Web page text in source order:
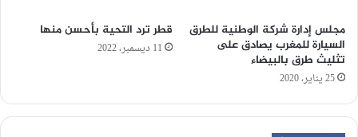
مجلس إدارة شركة الوطنية للطرق
السيارة للمغرب يصادق على
تثليث طرق بالبيضاء
25 يناير، 2020
قطر ترد التحية بأحسن منها
11 ديسمبر، 2022